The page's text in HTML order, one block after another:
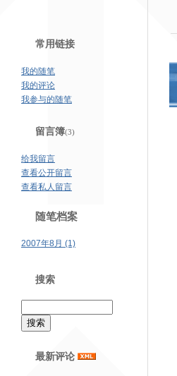
常用链接
我的随笔
我的评论
我参与的随笔
留言簿(3)
给我留言
查看公开留言
查看私人留言
随笔档案
2007年8月 (1)
搜索
最新评论